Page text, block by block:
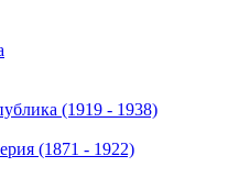
(1919 - 1938)
(1871 - 1922)